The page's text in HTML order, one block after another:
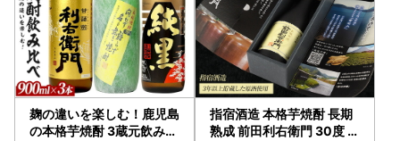
麹の違いを楽しむ！鹿児島
の本格芋焼酎 3蔵元飲み比
指宿酒造 本格芋焼酎 長期
熟成 前田利右衛門 30度 7